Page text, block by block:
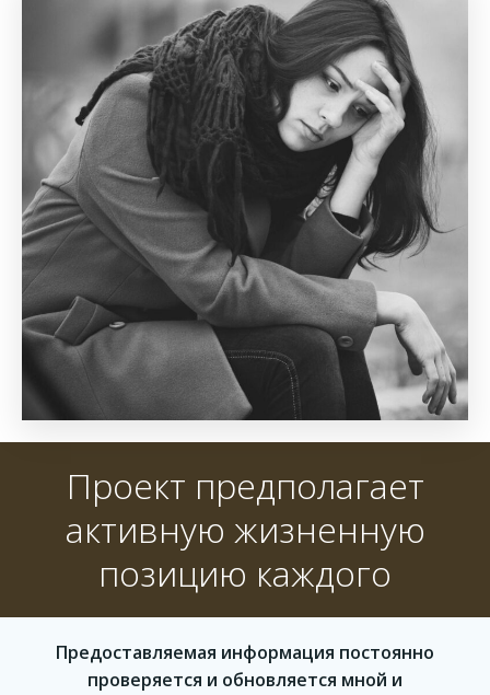
Проект предполагает
активную жизненную
позицию каждого
Предоставляемая информация постоянно
проверяется и обновляется мной и